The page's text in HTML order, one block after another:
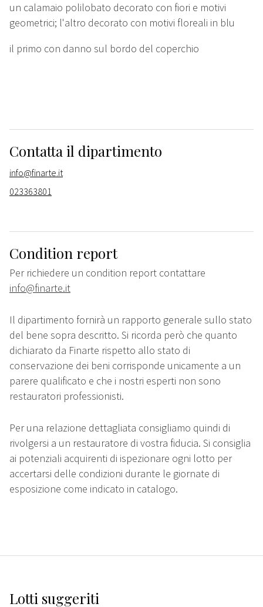
un calamaio polilobato decorato con fiori e motivi
geometrici; l'altro decorato con motivi floreali in blu
il primo con danno sul bordo del coperchio
Contatta il dipartimento
info@finarte.it
023363801
Condition report
Per richiedere un condition report contattare
info@finarte.it
Il dipartimento fornirà un rapporto generale sullo stato
del bene sopra descritto. Si ricorda però che quanto
dichiarato da Finarte rispetto allo stato di
conservazione dei beni corrisponde unicamente a un
parere qualificato e che i nostri esperti non sono
restauratori professionisti.
Per una relazione dettagliata consigliamo quindi di
rivolgersi a un restauratore di vostra fiducia. Si consiglia
ai potenziali acquirenti di ispezionare ogni lotto per
accertarsi delle condizioni durante le giornate di
esposizione come indicato in catalogo.
Lotti suggeriti